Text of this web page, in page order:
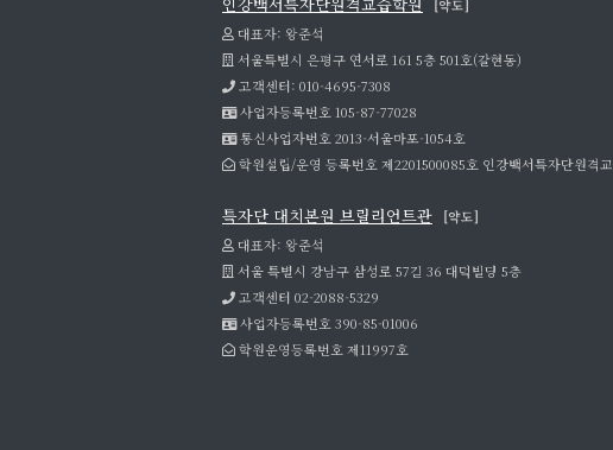
[약도]
대표자: 왕준석
서울특별시 은평구 연서로 161 5층 501호(갈현동)
고객센터: 010-4695-7308
사업자등록번호 105-87-77028
통신사업자번호 2013-서울마포-1054호
학원설립/운영 등록번호 제2201500085호 인강백서특자단원격
특자단 대치본원 브릴리언트관
[약도]
대표자: 왕준석
서울 특별시 강남구 삼성로 57길 36 대덕빌딩 5층
고객센터 02-2088-5329
사업자등록번호 390-85-01006
학원운영등록번호 제11997호